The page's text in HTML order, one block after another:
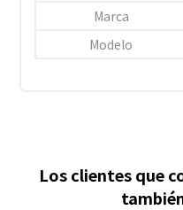
Marca
Modelo
Los clientes que